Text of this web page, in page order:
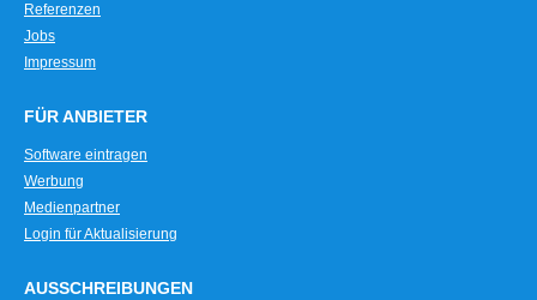
Referenzen
Jobs
Impressum
FÜR ANBIETER
Software eintragen
Werbung
Medienpartner
Login für Aktualisierung
AUSSCHREIBUNGEN